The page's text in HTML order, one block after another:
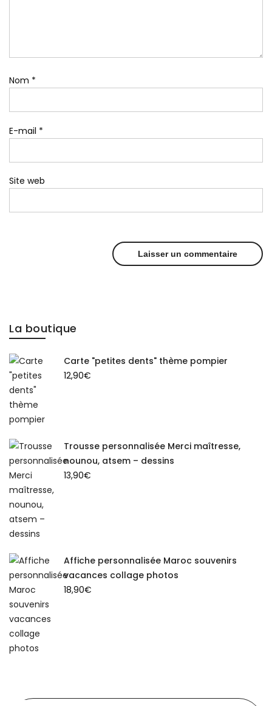
Nom *
E-mail *
Site web
La boutique
Carte "petites dents" thème pompier
12,90€
Trousse personnalisée Merci maîtresse,
nounou, atsem – dessins
13,90€
Affiche personnalisée Maroc souvenirs
vacances collage photos
18,90€